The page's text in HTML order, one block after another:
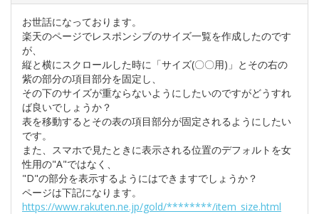
お世話になっております。
楽天のページでレスポンシブのサイズ一覧を作成したのです
が、
縦と横にスクロールした時に「サイズ(〇〇用)」とその右の
紫の部分の項目部分を固定し、
その下のサイズが重ならないようにしたいのですがどうすれ
ば良いでしょうか？
表を移動するとその表の項目部分が固定されるようにしたい
です。
また、スマホで見たときに表示される位置のデフォルトを女
性用の"A"ではなく、
"D"の部分を表示するようにはできますでしょうか？
ページは下記になります。
https://www.rakuten.ne.jp/gold/********/item_size.html